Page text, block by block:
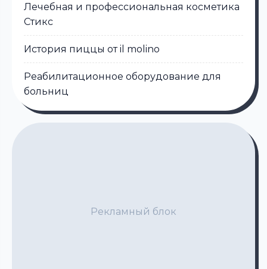
Лечебная и профессиональная косметика
Стикс
История пиццы от il molino
Реабилитационное оборудование для
больниц
Рекламный блок